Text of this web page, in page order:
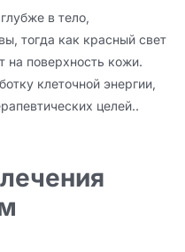
в тело,
тогда как красный свет
на поверхность кожи.
клеточной энергии,
целей..